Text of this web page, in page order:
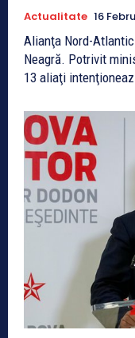
Actualitate 16
Alianţa Nord-
Neagră. Potrivit
13 aliaţi